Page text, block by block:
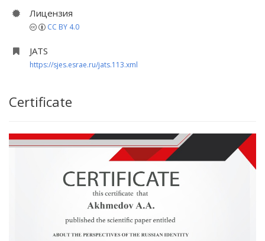
Лицензия
CC BY 4.0
JATS
https://sjes.esrae.ru/jats.113.xml
Certificate